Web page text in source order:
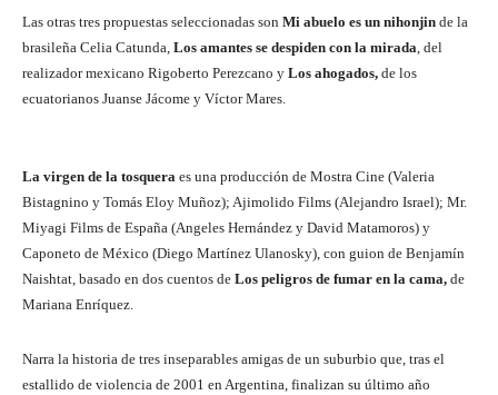
Las otras tres propuestas seleccionadas son Mi abuelo es un nihonjin de la
brasileña Celia Catunda, Los amantes se despiden con la mirada, del
realizador mexicano Rigoberto Perezcano y Los ahogados, de los
ecuatorianos Juanse Jácome y Víctor Mares.
La virgen de la tosquera es una producción de Mostra Cine (Valeria
Bistagnino y Tomás Eloy Muñoz); Ajimolido Films (Alejandro Israel); Mr.
Miyagi Films de España (Angeles Hernández y David Matamoros) y
Caponeto de México (Diego Martínez Ulanosky), con guion de Benjamín
Naishtat, basado en dos cuentos de Los peligros de fumar en la cama, de
Mariana Enríquez.
Narra la historia de tres inseparables amigas de un suburbio que, tras el
estallido de violencia de 2001 en Argentina, finalizan su último año